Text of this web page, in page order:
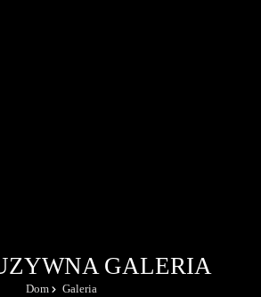
GALERIA
Dom Galeria